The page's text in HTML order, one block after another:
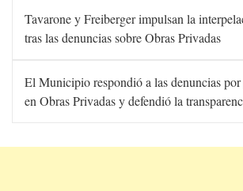
Tavarone y Freiberger impulsan la
tras las denuncias sobre Obras Privadas
El Municipio respondió a las denuncias por
en Obras Privadas y defendió la